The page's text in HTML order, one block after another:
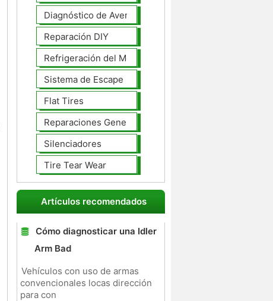
Diagnóstico de Averías
Reparación DIY
Refrigeración del Motor
Sistema de Escape
Flat Tires
Reparaciones Generales
Silenciadores
Tire Tear Wear
Artículos recomendados
Cómo diagnosticar una Idler
Arm Bad
Vehículos con uso de armas
convencionales locas dirección
para con